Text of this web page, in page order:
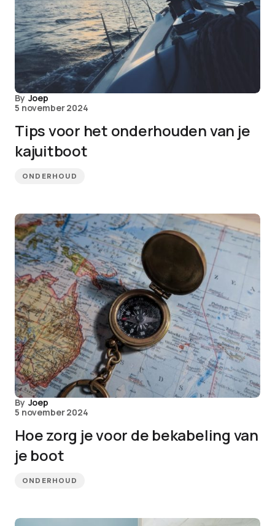
By Joep
5 november 2024
Tips voor het onderhouden van je
kajuitboot
ONDERHOUD
By Joep
5 november 2024
Hoe zorg je voor de bekabeling van
je boot
ONDERHOUD